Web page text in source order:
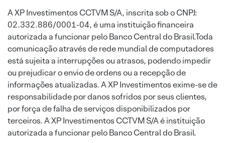
A XP Investimentos CCTVM S/A, inscrita sob o CNPJ:
02.332.886/0001-04, é uma instituição financeira
autorizada a funcionar pelo Banco Central do Brasil.Toda
comunicação através de rede mundial de computadores
está sujeita a interrupções ou atrasos, podendo impedir
ou prejudicar o envio de ordens ou a recepção de
informações atualizadas. A XP Investimentos exime-se de
responsabilidade por danos sofridos por seus clientes,
por força de falha de serviços disponibilizados por
terceiros. A XP Investimentos CCTVM S/A é instituição
autorizada a funcionar pelo Banco Central do Brasil.